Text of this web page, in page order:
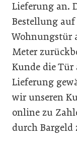
Lieferung an.
Bestellung auf
Wohnungstür
Meter
Kunde die Tür
Lieferung
wir unseren
online zu
durch Bargeld